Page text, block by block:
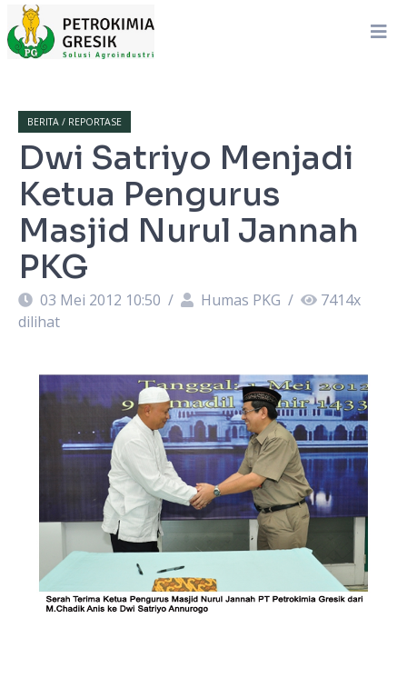
BERITA / REPORTASE
Dwi Satriyo Menjadi
Ketua Pengurus
Masjid Nurul Jannah
PKG
03 Mei 2012 10:50 / Humas PKG / 7414x
dilihat